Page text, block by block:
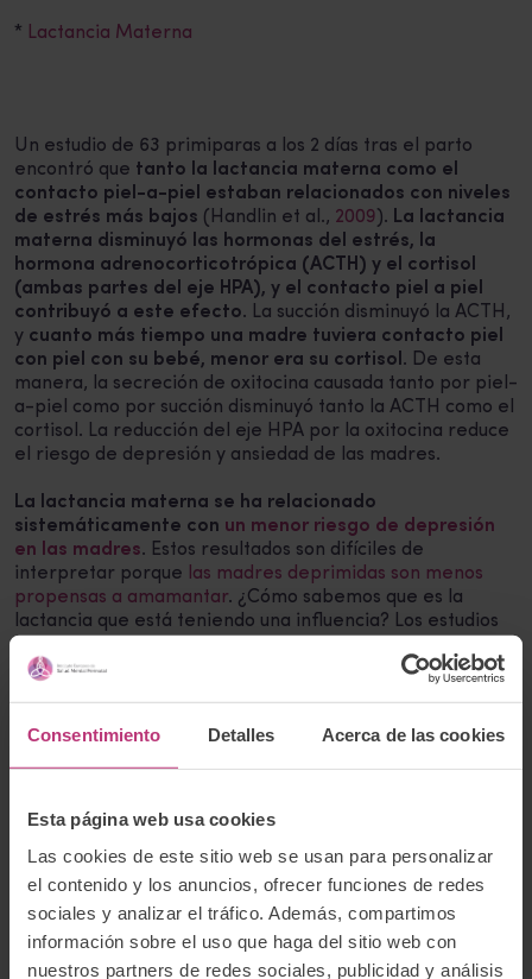
Consentimiento Detalles Acerca de las cookies
Esta página web usa cookies
Las cookies de este sitio web se usan para personalizar
el contenido y los anuncios, ofrecer funciones de redes
sociales y analizar el tráfico. Además, compartimos
información sobre el uso que haga del sitio web con
nuestros partners de redes sociales, publicidad y análisis
* Lactancia Materna
Un estudio de 63 primiparas a los 2 días tras el parto
encontró que tanto la lactancia materna como el
contacto piel-a-piel estaban relacionados con niveles
de estrés más bajos (Handlin et al., 2009). La lactancia
materna disminuyó las hormonas del estrés, la
hormona adrenocorticotrópica (ACTH) y el cortisol
(ambas partes del eje HPA), y el contacto piel a piel
contribuyó a este efecto. La succión disminuyó la ACTH,
y cuanto más tiempo una madre tuviera contacto piel
con piel con su bebé, menor era su cortisol . De esta
manera, la secreción de oxitocina causada tanto por piel-
a-piel como por succión disminuyó tanto la ACTH como el
cortisol. La reducción del eje HPA por la oxitocina reduce
el riesgo de depresión y ansiedad de las madres.
La lactancia materna se ha relacionado
sistemáticamente con un menor riesgo de depresión
en las madres. Estos resultados son difíciles de
interpretar porque
las madres deprimidas son menos
propensas a amamantar. ¿Cómo sabemos que es la
lactancia que está teniendo una influencia? Los estudios
materna ejerce un efecto independiente, disminuyendo
respuesta inflamatoria (Ahn & Corwin,2015; Hahn-
Holbrook et al.,2013
La conclusión es la siguiente: si la oxitocina se genera
de forma natural, es decir, se libera durante el
nacimiento, contacto piel con piel y amamantamiento,
disminuye el riesgo de depresión y ansiedad de las
madres. Sin embargo, la ocitocina sintética no genera
nacimiento altamente intervenido que aumenta el